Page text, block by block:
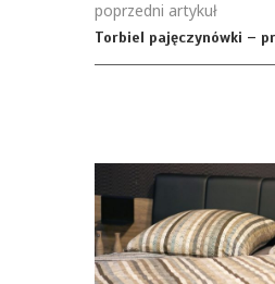
poprzedni artykuł
Torbiel pajęczynówki –